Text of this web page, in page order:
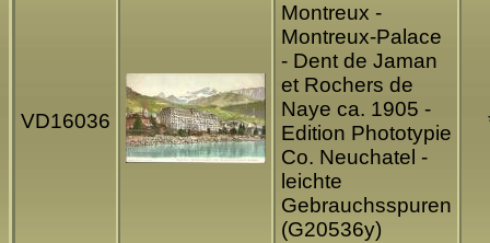
VD16036
Montreux -
Montreux-Palace
- Dent de Jaman
et Rochers de
Naye ca. 1905 -
Edition Phototypie
Co. Neuchatel -
leichte
Gebrauchsspuren
(G20536y)